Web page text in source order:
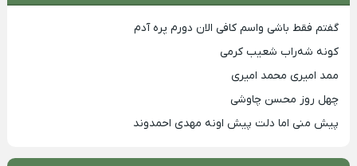
گفتم فقط باشی واسم کافی الان دورم پره آدم
کونه شه‌راب شعیب کرمی
ممد امیری محمد امیری
چهل روز محسن چاوشی
پیش منی اما دلت پیش اونه مهدی احمدوند